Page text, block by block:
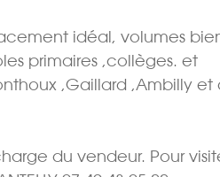
idéal, volumes
primaires ,collèges. et
,Gaillard ,Ambilly et
du vendeur. Pour